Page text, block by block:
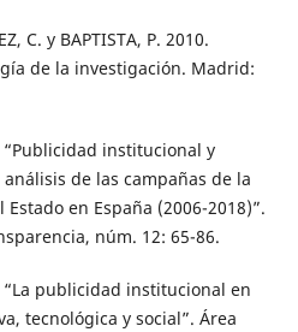
C. y BAPTISTA, P. 2010.
de la investigación. Madrid:
“Publicidad institucional y
de las campañas de la
en España (2006-2018)”.
núm. 12: 65-86.
“La publicidad institucional en
tecnológica y social”. Área